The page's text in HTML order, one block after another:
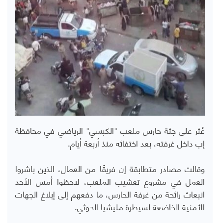
عُثر على جثة حارس ملعب "الكبسي" الرياضي في محافظة
إب داخل غرفته، بعد اختفائه منذ أربعة أيام.
وقالت مصادر متطابقة إن فريقًا من العمال، الذين باشروا
العمل في مشروع تعشيب الملعب، لاحظوا أمس الأحد
انبعاث رائحة من غرفة الحارس، ما دفعهم إلى إبلاغ الجهات
الأمنية الخاضعة لسيطرة مليشيا الحوثي.